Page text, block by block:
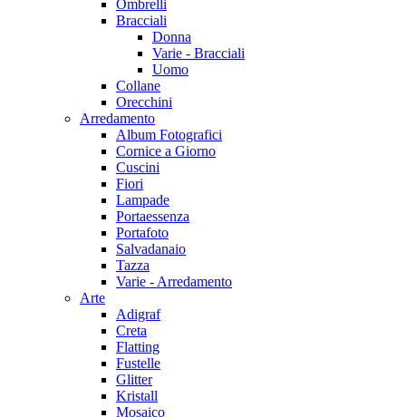
Ombrelli
Bracciali
Donna
Varie - Bracciali
Uomo
Collane
Orecchini
Arredamento
Album Fotografici
Cornice a Giorno
Cuscini
Fiori
Lampade
Portaessenza
Portafoto
Salvadanaio
Tazza
Varie - Arredamento
Arte
Adigraf
Creta
Flatting
Fustelle
Glitter
Kristall
Mosaico